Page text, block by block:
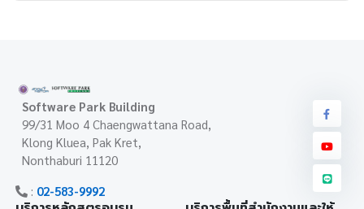
Software Park Building
99/31 Moo 4 Chaengwattana Road,
Klong Kluea, Pak Kret,
Nonthaburi 11120
: 02-583-9992